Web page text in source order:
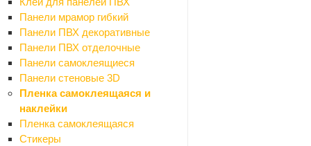
Панели мрамор гибкий
Панели ПВХ декоративные
Панели ПВХ отделочные
Панели самоклеящиеся
Панели стеновые 3D
Пленка самоклеящаяся и
наклейки
Пленка самоклеящаяся
Стикеры
Ножи и лезвия
Ножницы бытовые
Ножницы по металлу
Отвертки
Пистолеты для пены и герметиков
Шарнирно-губцевый инструмент
Резьбонарезной инструмент
Столярный инструмент
Зажимный инструмент